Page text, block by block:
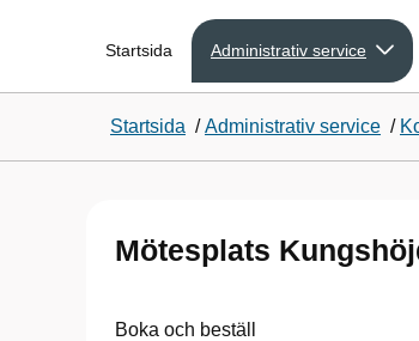
Startsida Administrativ service
Startsida /Administrativ service /
Mötesplats
Boka och beställ